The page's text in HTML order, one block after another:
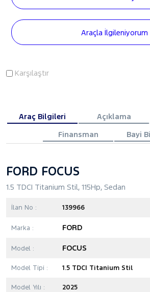
Araçla İlgileniyorum
Karşılaştır
Araç Bilgileri Açıklama
Finansman
Bayi
FORD FOCUS
1.5 TDCI Titanium Stil, 115Hp, Sedan
İlan No : 139966
Marka : FORD
Model : FOCUS
Model Tipi : 1.5 TDCI Titanium Stil
Model Yılı : 2025